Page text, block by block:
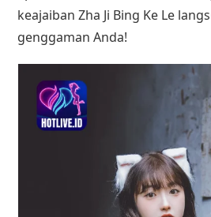
keajaiban Zha Ji Bing Ke Le
genggaman Anda!